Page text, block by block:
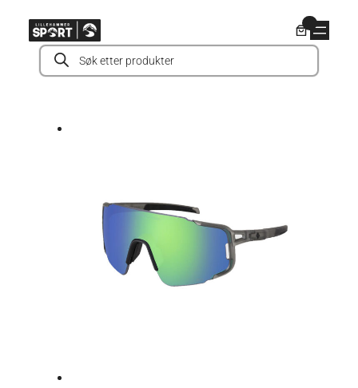
innholdProducts
search